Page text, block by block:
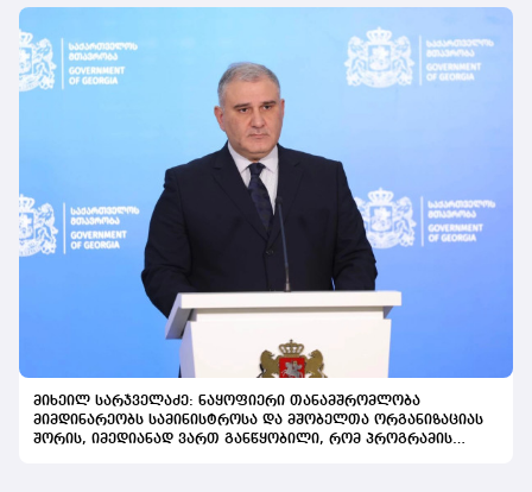
მიხეილ სარჯველაძე: ნაყოფიერი თანამშრომლობა
მიმდინარეობს სამინისტროსა და მშობელთა ორგანიზაციას
შორის, იმედიანად ვართ განწყობილი, რომ პროგრამის